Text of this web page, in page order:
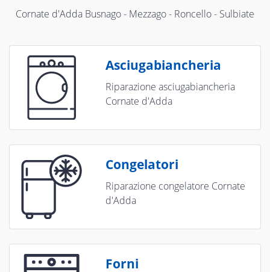
Cornate d'Adda Busnago - Mezzago - Roncello - Sulbiate
Asciugabiancheria
Riparazione asciugabiancheria
Cornate d'Adda
Congelatori
Riparazione congelatore Cornate
d'Adda
Forni